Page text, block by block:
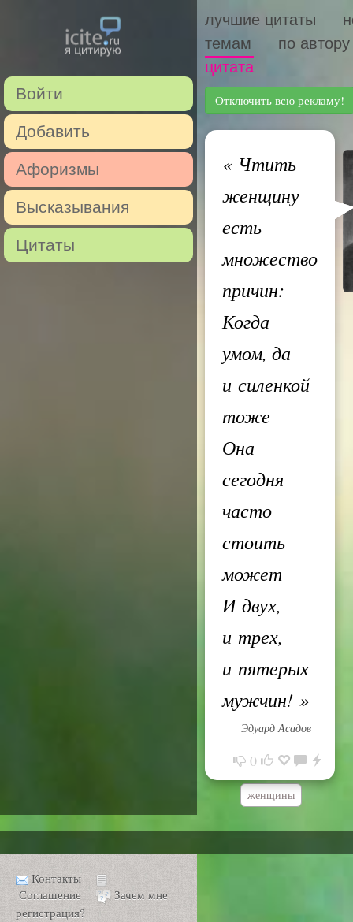
Войти
Добавить
Афоризмы
Высказывания
Цитаты
лучшие цитаты
темам
по автору
цитата
Отключить всю рекламу!
«Чтить
женщину
есть
множество
причин:
Когда
умом, да
и силенкой
тоже
Она
сегодня
часто
стоить
может
И двух,
и трех,
и пятерых
мужчин! »
Эдуард Асадов
0
женщины
Контакты
Соглашение
Зачем мне
регистрация?